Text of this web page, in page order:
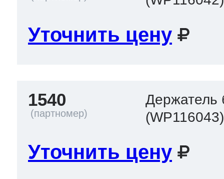
Уточнить цену
1540
Держатель
(WP116043)
Уточнить цену